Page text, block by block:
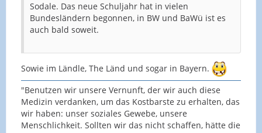
Sodale. Das neue Schuljahr hat in vielen
Bundesländern begonnen, in BW und BaWü ist es
auch bald soweit.
Sowie im Ländle, The Länd und sogar in Bayern.
"Benutzen wir unsere Vernunft, der wir auch diese
Medizin verdanken, um das Kostbarste zu erhalten, das
wir haben: unser soziales Gewebe, unsere
Menschlichkeit. Sollten wir das nicht schaffen, hätte die